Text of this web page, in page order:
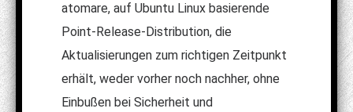
atomare, auf Ubuntu Linux basierende
Point-Release-Distribution, die
Aktualisierungen zum richtigen Zeitpunkt
erhält, weder vorher noch nachher, ohne
Einbußen bei Sicherheit und